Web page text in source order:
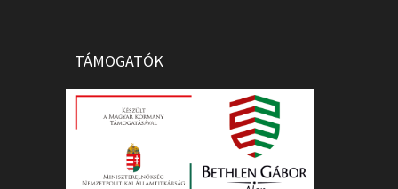
TÁMOGATÓK